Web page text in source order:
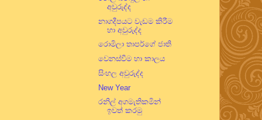
අවුරුද්ද
නාගදීපයට වැඩම කිරීම
හා අවුරුද්ද
රොමිලා තාපර්ගේ ජාති
වෙනස්වීම හා කාලය
සිංහල අවුරුද්ද
New Year
රනිල් අගමැතිකමින්
ඉවත් කරමු